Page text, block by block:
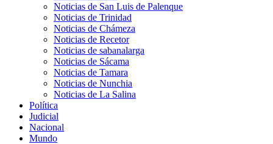
Noticias de San Luis de Palenque
Noticias de Trinidad
Noticias de Chámeza
Noticias de Recetor
Noticias de sabanalarga
Noticias de Sácama
Noticias de Tamara
Noticias de Nunchia
Noticias de La Salina
Política
Judicial
Nacional
Mundo